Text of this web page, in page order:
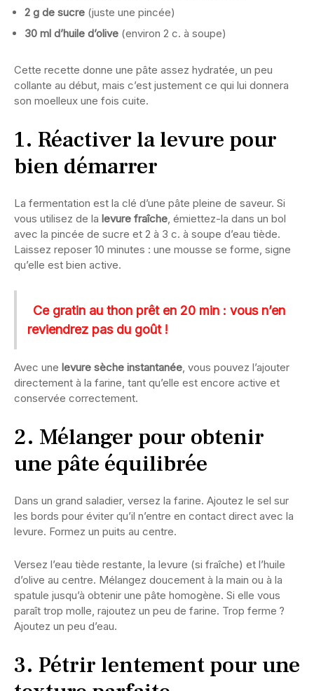
2 g de sucre (juste une pincée)
30 ml d’huile d’olive (environ 2 c. à soupe)
Cette recette donne une pâte assez hydratée, un peu
collante au début, mais c’est justement ce qui lui donnera
son moelleux une fois cuite.
1. Réactiver la levure pour
bien démarrer
La fermentation est la clé d’une pâte pleine de saveur. Si
vous utilisez de la levure fraîche , émiettez-la dans un bol
avec la pincée de sucre et 2 à 3 c. à soupe d’eau tiède.
Laissez reposer 10 minutes : une mousse se forme, signe
qu’elle est bien active.
Ce gratin au thon prêt en 20 min : vous n’en
reviendrez pas du goût !
Avec une levure sèche instantanée , vous pouvez l’ajouter
directement à la farine, tant qu’elle est encore active et
conservée correctement.
2. Mélanger pour obtenir
une pâte équilibrée
Dans un grand saladier, versez la farine. Ajoutez le sel sur
les bords pour éviter qu’il n’entre en contact direct avec la
levure. Formez un puits au centre.
Versez l’eau tiède restante, la levure (si fraîche) et l’huile
d’olive au centre. Mélangez doucement à la main ou à la
spatule jusqu’à obtenir une pâte homogène. Si elle vous
paraît trop molle, rajoutez un peu de farine. Trop ferme ?
Ajoutez un peu d’eau.
3. Pétrir lentement pour une